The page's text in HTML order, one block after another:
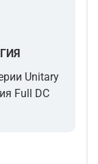
Unitary
Full DC